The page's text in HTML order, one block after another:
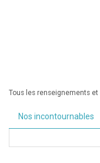
Tous les renseignements
Nos incontournables